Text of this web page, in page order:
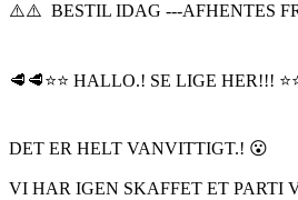
⚠️⚠️ BESTIL IDAG ---AFHENTES
🥩🥩⭐️⭐️ HALLO.! SE LIGE HER!!!
DET ER HELT VANVITTIGT.! 😮
VI HAR IGEN SKAFFET ET PARTI